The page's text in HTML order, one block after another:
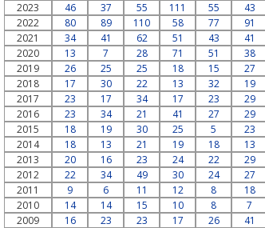
2023
46 37 55 111 55 43
2022
80 89 110 58 77 91
2021
34 41 62 51 43 41
2020
13 7 28 71 51 38
2019
26 25 25 18 15 27
2018
17 30 22 13 32 19
2017
23 17 34 17 23 29
2016
23 34 21 41 27 29
2015
18 19 30 25 5 23
2014
18 13 21 19 18 13
2013
20 16 23 24 22 29
2012
22 34 49 30 24 27
2011
9 6 11 12 8 18
2010
14 14 15 10 8 7
2009
16 23 23 17 26 41